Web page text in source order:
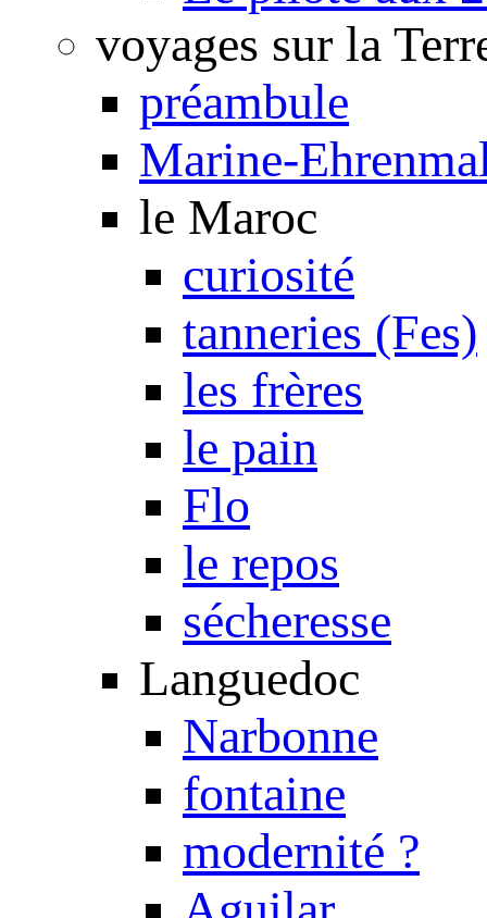
voyages sur la
préambule
Marine-
le Maroc
curiosité
tanneries (Fes)
les frères
le pain
Flo
le repos
sécheresse
Languedoc
Narbonne
fontaine
modernité ?